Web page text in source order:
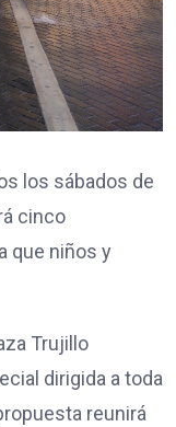
los sábados de
cinco
que niños y
Trujillo
dirigida a toda
reunirá